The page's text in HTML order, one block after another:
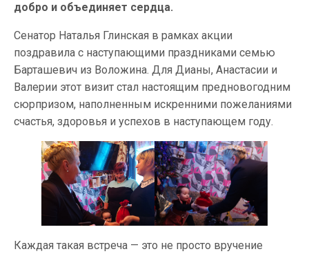
добро и объединяет сердца.
Сенатор Наталья Глинская в рамках акции
поздравила с наступающими праздниками семью
Барташевич из Воложина. Для Дианы, Анастасии и
Валерии этот визит стал настоящим предновогодним
сюрпризом, наполненным искренними пожеланиями
счастья, здоровья и успехов в наступающем году.
Каждая такая встреча — это не просто вручение